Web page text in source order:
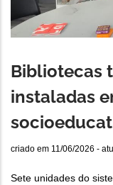
Bibliotecas
instaladas
criado em 11/06/2026 -
Sete unidades do